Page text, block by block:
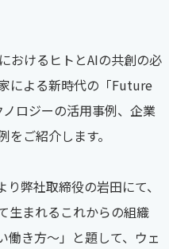
おけるヒトとAIの共創の必
による新時代の「Future
ロジーの活用事例、企業
ご紹介します。
弊社取締役の岩田にて、
生まれるこれからの組織
働き方～」と題して、ウェ